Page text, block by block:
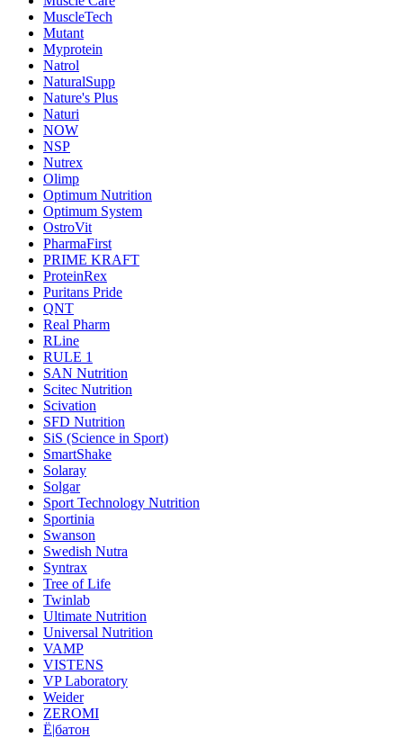
MuscleTech
Mutant
Myprotein
Natrol
NaturalSupp
Nature's Plus
Naturi
NOW
NSP
Nutrex
Olimp
Optimum Nutrition
Optimum System
OstroVit
PharmaFirst
PRIME KRAFT
ProteinRex
Puritans Pride
QNT
Real Pharm
RLine
RULE 1
SAN Nutrition
Scitec Nutrition
Scivation
SFD Nutrition
SiS (Science in Sport)
SmartShake
Solaray
Solgar
Sport Technology Nutrition
Sportinia
Swanson
Swedish Nutra
Syntrax
Tree of Life
Twinlab
Ultimate Nutrition
Universal Nutrition
VAMP
VISTENS
VP Laboratory
Weider
ZEROMI
Ё|батон